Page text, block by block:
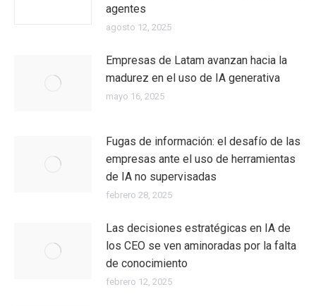
agentes
agosto 12, 2025
Empresas de Latam avanzan hacia la
madurez en el uso de IA generativa
mayo 16, 2025
Fugas de información: el desafío de las
empresas ante el uso de herramientas
de IA no supervisadas
febrero 28, 2025
Las decisiones estratégicas en IA de
los CEO se ven aminoradas por la falta
de conocimiento
febrero 12, 2025